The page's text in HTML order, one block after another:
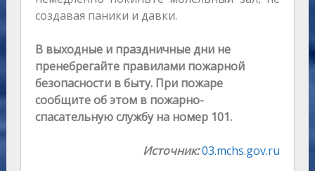
создавая паники и давки.
В выходные и праздничные дни не
пренебрегайте правилами пожарной
безопасности в быту. При пожаре
сообщите об этом в пожарно-
спасательную службу на номер 101.
Источник:03.mchs.gov.ru